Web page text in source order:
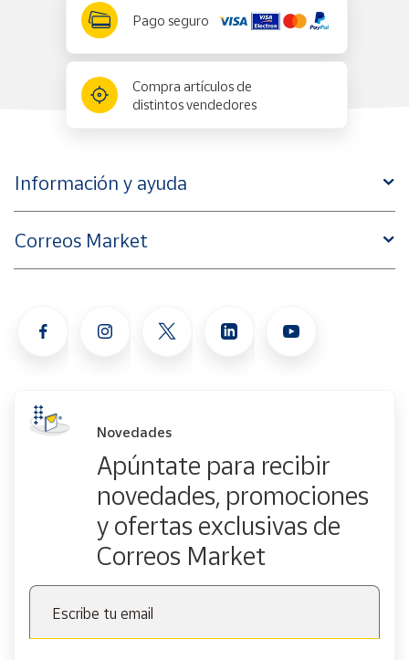
Pago seguro
Compra artículos de
distintos vendedores
Información y ayuda
Correos Market
Novedades
Apúntate para recibir
novedades, promociones
y ofertas exclusivas de
Correos Market
Escribe tu email